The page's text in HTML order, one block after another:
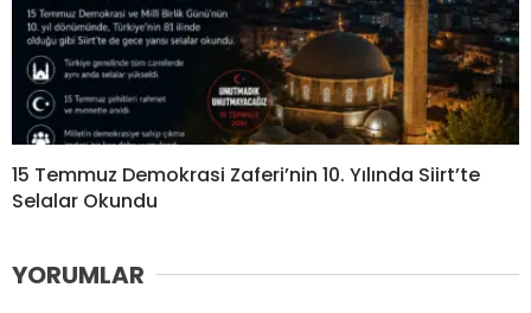
15 Temmuz Demokrasi Zaferi’nin 10. Yılında Siirt’te
Selalar Okundu
YORUMLAR